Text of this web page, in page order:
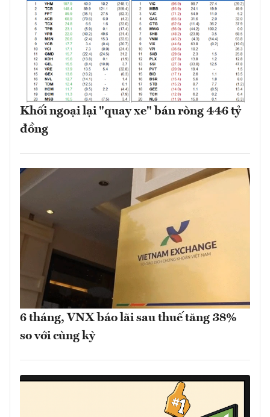
Khối ngoại lại "quay xe" bán ròng 446 tỷ
đồng
6 tháng, VNX báo lãi sau thuế tăng 38%
so với cùng kỳ